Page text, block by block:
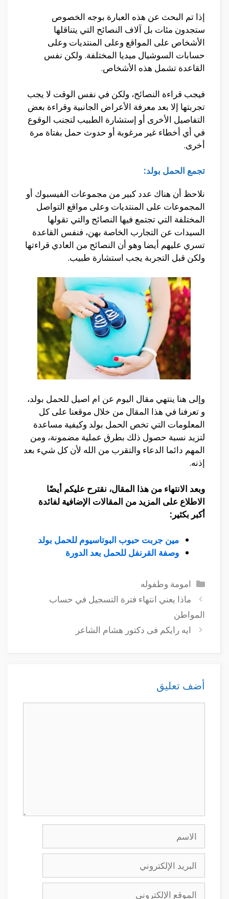
إذا تم البحث عن هذه العبارة بوجه الخصوص
ستجدون مئات بل آلاف النصائح التي يتناقلها
الأشخاص على المواقع وعلى المنتديات وعلى
حسابات السوشيال ميديا المختلفة. ولكن نفس
القاعدة تشمل هذه الأشخاص.
فيجب قراءة النصائح، ولكن في نفس الوقت لا يجب
تجربتها إلا بعد معرفة الأعراض الجانبية وقراءة بعض
التفاصيل الأخرى أو إستشارة الطبيب لتجنب الوقوع
في أي أخطاء غير مرغوبة أو حدوث حمل بفتاة مرة
أخرى.
تجمع الحمل بولد:
نلاحظ أن هناك عدد كبير من مجموعات الفيسبوك أو
المجموعات على المنتديات وعلى مواقع التواصل
المختلفة التي تجتمع فيها النصائح والتي تقولها
السيدات عن التجارب الخاصة بهن، فنفس القاعدة
تسري عليهم أيضا وهو أن النصائح من العادي قراءتها
ولكن قبل التجربة يجب استشارة طبيب.
وإلى هنا ينتهي مقال اليوم عن ام اصيل للحمل بولد،
و تعرفنا في هذا المقال من خلال موقعنا على كل
المعلومات التي تخص الحمل بولد وكيفية مساعدة
لتزيد نسبة حصول ذلك بطرق عملية مضمونة، ومن
المهم دائما الدعاء والتقرب من الله لأن كل شيء بعد
إذنه.
وبعد الانتهاء من هذا المقال، نقترح عليكم أيضًا
الاطلاع على المزيد من المقالات الإضافية لفائدة
أكبر بكثير:
مين جربت حبوب البوتاسيوم للحمل بولد
وصفة القرنفل للحمل بعد الدورة
التصنيفات
امومة وطفوله
ماذا يعني انتهاء فترة التسجيل في حساب
المواطن
ايه رايكم فى دكتور هشام الشاعر
أضف تعليق
الاسم
البريد
الإلكتروني
الموقع